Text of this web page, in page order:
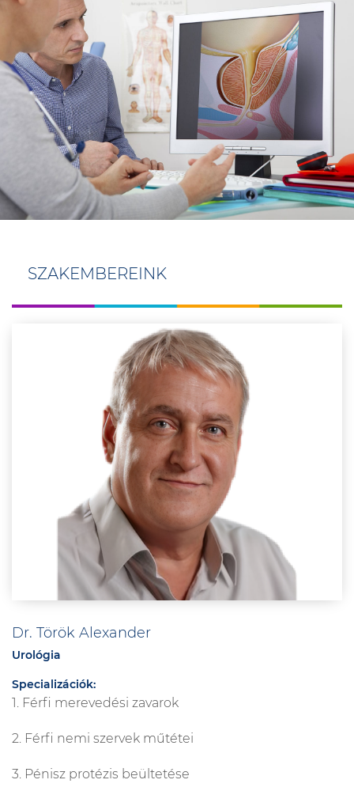
SZAKEMBEREINK
Dr. Török Alexander
Urológia
Specializációk:
1. Férfi merevedési zavarok
2. Férfi nemi szervek műtétei
3. Pénisz protézis beültetése